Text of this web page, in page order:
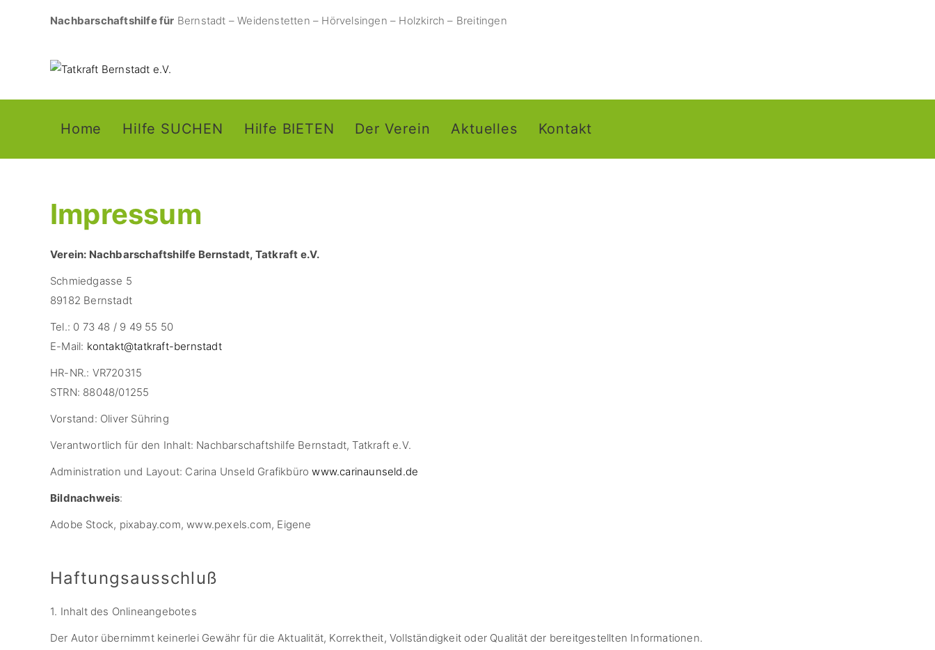
Nachbarschaftshilfe für Bernstadt – Weidenstetten – Hörvelsingen – Holzkirch – Breitingen
Home Hilfe SUCHEN Hilfe BIETEN Der Verein Aktuelles Kontakt
Impressum
Verein: Nachbarschaftshilfe Bernstadt, Tatkraft e.V.
Schmiedgasse 5
89182 Bernstadt
Tel.: 0 73 48 / 9 49 55 50
E-Mail: kontakt@tatkraft-bernstadt
HR-NR.: VR720315
STRN: 88048/01255
Vorstand: Oliver Sühring
Verantwortlich für den Inhalt: Nachbarschaftshilfe Bernstadt, Tatkraft e.V.
Administration und Layout: Carina Unseld Grafikbürowww.carinaunseld.de
Bildnachweis:
Adobe Stock, pixabay.com, www.pexels.com, Eigene
Haftungsausschluß
1. Inhalt des Onlineangebotes
Der Autor übernimmt keinerlei Gewähr für die Aktualität, Korrektheit, Vollständigkeit oder Qualität der bereitgestellten Informationen.